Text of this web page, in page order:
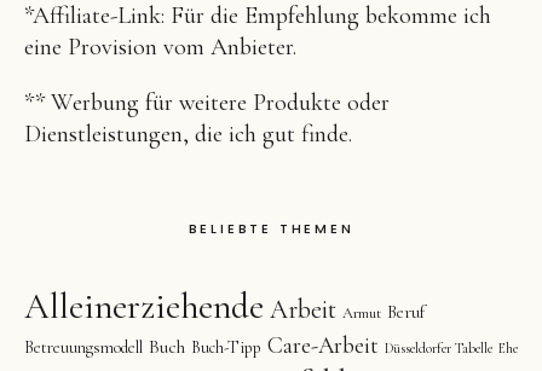
*Affiliate-Link: Für die Empfehlung bekomme ich
eine Provision vom Anbieter.
** Werbung für weitere Produkte oder
Dienstleistungen, die ich gut finde.
BELIEBTE THEMEN
Alleinerziehende Arbeit Armut Beruf
Betreuungsmodell Buch Buch-Tipp Care-Arbeit Düsseldorfer Tabelle Ehe